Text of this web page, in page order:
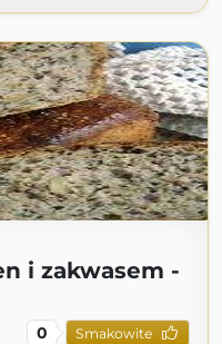
i zakwasem -
0 Smakowite